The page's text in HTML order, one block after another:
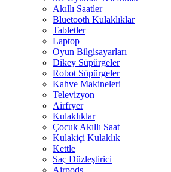
Akıllı Saatler
Bluetooth Kulaklıklar
Tabletler
Laptop
Oyun Bilgisayarları
Dikey Süpürgeler
Robot Süpürgeler
Kahve Makineleri
Televizyon
Airfryer
Kulaklıklar
Çocuk Akıllı Saat
Kulakiçi Kulaklık
Kettle
Saç Düzleştirici
Airpods